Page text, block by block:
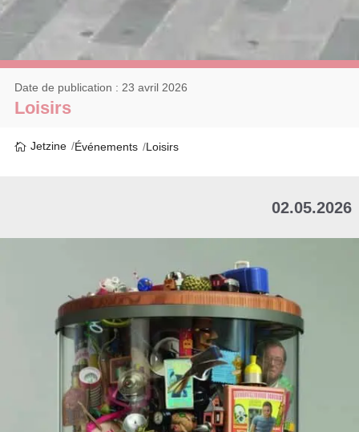
Loisirs
Date de publication : 23 avril 2026
Jetzine Événements Loisirs
02.05.2026